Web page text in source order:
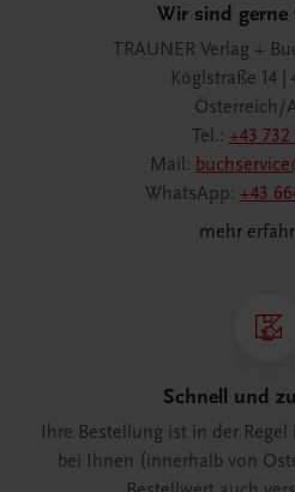
Wir sind gerne
TRAUNER Verlag +
Köglstraße 14 |
Österreich/
Tel.: +43 732
Mail:
WhatsApp: +43
mehr
Schnell und
Ihre Bestellung ist in der
bei Ihnen (innerhalb von